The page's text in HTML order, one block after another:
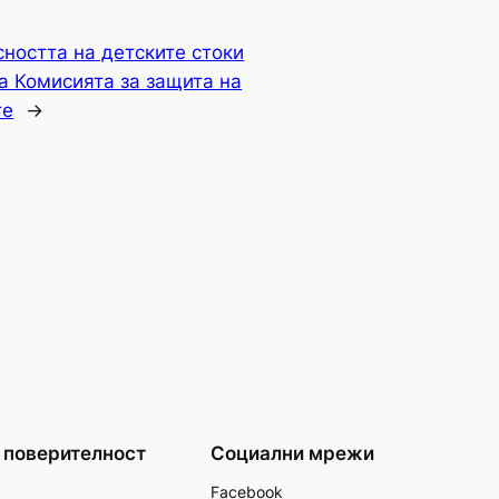
на детските стоки
Комисията за защита на
→
Социални мрежи
Facebook